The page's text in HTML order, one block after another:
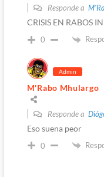
Responde a
CRISIS EN RABOS
0
Admin
M'Rabo Mhulargo
Responde a
Eso suena peor
0